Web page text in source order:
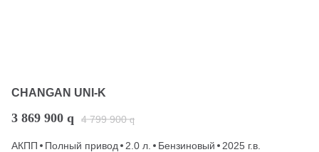
CHANGAN UNI-K
3 869 900 q 4 799 900 q
АКПП Полный привод 2.0 л. Бензиновый
2025 г.в.